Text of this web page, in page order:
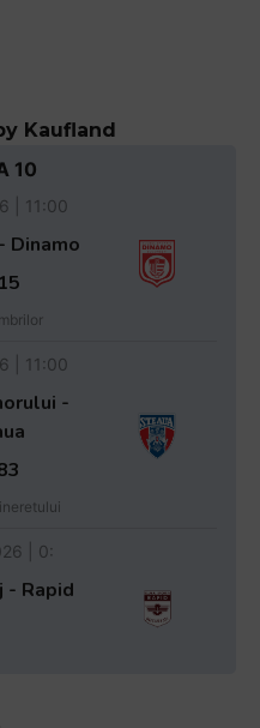
Kaufland
10
| 11:00
Dinamo
| 11:00
-
| 0:
- Rapid